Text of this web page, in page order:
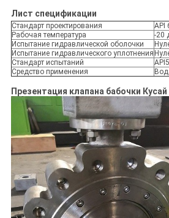
Лист спецификации
Стандарт проектирования
API
Рабочая температура
-20
Испытание гидравлической оболочки
Испытание гидравлического уплотнения
Стандарт испытаний
Средство применения
Презентация клапана бабочки Кусай